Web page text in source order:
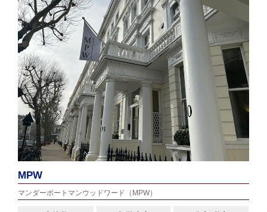
MPW
マンダーポートマンウッドワード（MPW）